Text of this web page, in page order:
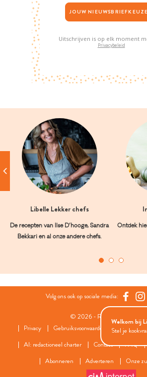
Uitschrijven is op elk moment
Privacybeleid
Libelle Lekker chefs
De recepten van Ilse D’hooge, Sandra
Bekkari en al onze andere chefs.
Ontdek
Volg ons ook op sociale media:
© 2026 - Roularta Media
Privacy
Gebruiksvoorwaarden Cookies
AI: redactioneel charter
Contact FAQ
Abonneren
Adverteren Onze
Welkom bij
Stel je